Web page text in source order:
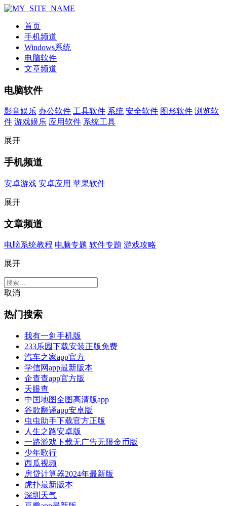
首页
手机频道
Windows系统
电脑软件
文章频道
电脑软件
影音娱乐 办公软件 工具软件 系统 安全软件 图形软件 浏览软
件 游戏娱乐 应用软件 系统工具
展开
手机频道
安卓游戏 安卓应用 苹果软件
展开
文章频道
电脑系统教程 电脑专题 软件专题 游戏攻略
展开
取消
热门搜索
我有一剑手机版
233乐园下载安装正版免费
汽车之家app官方
学信网app最新版本
企查查app官方版
天眼查
中国地图全图高清版app
谷歌翻译app安卓版
虫虫助手下载官方正版
人生之路安卓版
一路游戏下载无广告无限金币版
少年歌行
西瓜视频
房贷计算器2024年最新版
虎扑最新版本
深圳天气